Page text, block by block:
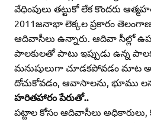
వేధింపులు తట్టుకో లేక కొందరు
2011జనాభా లెక్కల ప్రకారం
ఆదివాసీలు ఉన్నారు. ఆదివా సీల్లో
పాలకులతో పాటు ఇప్పుడు ఉన్న
మనుషులుగా చూడకపోవడం మాట
దోచుకోవడం, ఆవాసాలను, భూము
హరితహారం పేరుతో..
పట్టాల కోసం ఆదివాసీలు అధికారులు,